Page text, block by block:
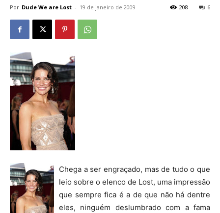
Por Dude We are Lost - 19 de janeiro de 2009 6
208
Chega a ser engraçado, mas de tudo o que
leio sobre o elenco de Lost, uma impressão
que sempre fica é a de que não há dentre
eles, ninguém deslumbrado com a fama